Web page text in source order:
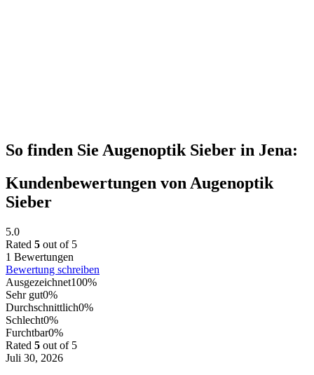
So finden Sie Augenoptik Sieber in Jena:
Kundenbewertungen von Augenoptik
Sieber
5.0
Rated 5 out of 5
1 Bewertungen
Bewertung schreiben
Ausgezeichnet100%
Sehr gut0%
Durchschnittlich0%
Schlecht0%
Furchtbar0%
Rated 5 out of 5
Juli 30, 2026